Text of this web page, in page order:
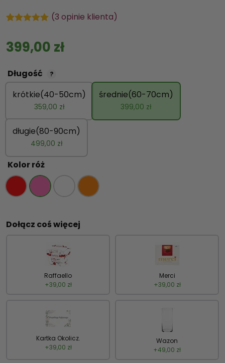
podstawie
ocen
(3 opinie klienta)
399,00 zł
Długość ?
359,00 zł
krótkie(40-50cm)
399,00 zł
średnie(60-70cm)
499,00 zł
długie(80-90cm)
Kolor róż
Dołącz coś więcej
Raffaello
+39,00 zł
Merci
+39,00 zł
Kartka Okolicz.
+39,00 zł
Wazon
+49,00 zł